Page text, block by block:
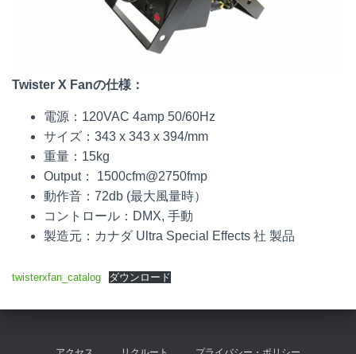
Twister X Fanの仕様：
電源：120VAC 4amp 50/60Hz
サイズ：343 x 343 x 394/mm
重量：15kg
Output： 1500cfm@2750fmp
動作音：72db (最大風量時）
コントロール：DMX, 手動
製造元：カナダ Ultra Special Effects 社 製品
twisterxfan_catalog ダウンロード